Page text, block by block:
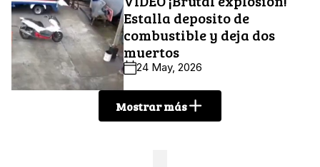
Estalla deposito de
combustible y deja dos
muertos
24 May, 2026
Mostrar más